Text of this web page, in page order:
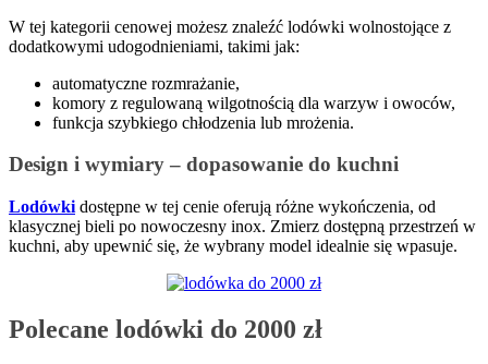
W tej kategorii cenowej możesz znaleźć lodówki wolnostojące z
dodatkowymi udogodnieniami, takimi jak:
automatyczne rozmrażanie,
komory z regulowaną wilgotnością dla warzyw i owoców,
funkcja szybkiego chłodzenia lub mrożenia.
Design i wymiary – dopasowanie do kuchni
Lodówki dostępne w tej cenie oferują różne wykończenia, od
klasycznej bieli po nowoczesny inox. Zmierz dostępną przestrzeń w
kuchni, aby upewnić się, że wybrany model idealnie się wpasuje.
Polecane lodówki do 2000 zł